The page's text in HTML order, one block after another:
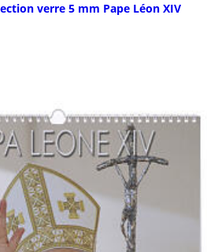
verre 5 mm Pape Léon XIV